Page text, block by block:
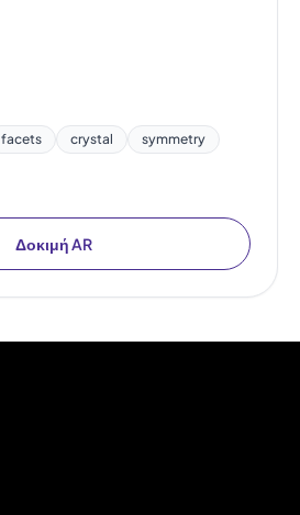
facets crystal
symmetry
Δοκιμή AR